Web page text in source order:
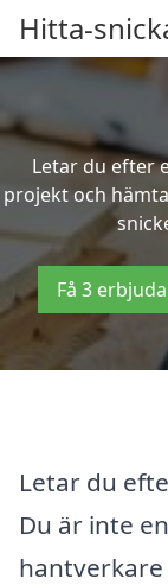
Hitta-
Letar du efter
projekt och
Få 3
Letar du
Du är inte